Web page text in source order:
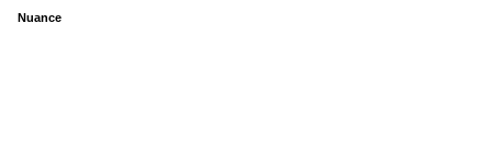
Nuance